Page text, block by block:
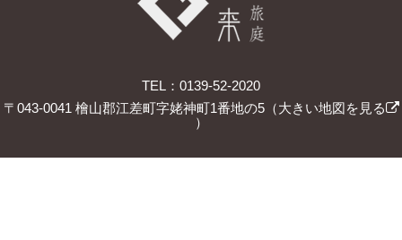
TEL：0139-52-2020
〒043-0041 檜山郡江差町字姥神町1番地の5（大きい地図を見る
）